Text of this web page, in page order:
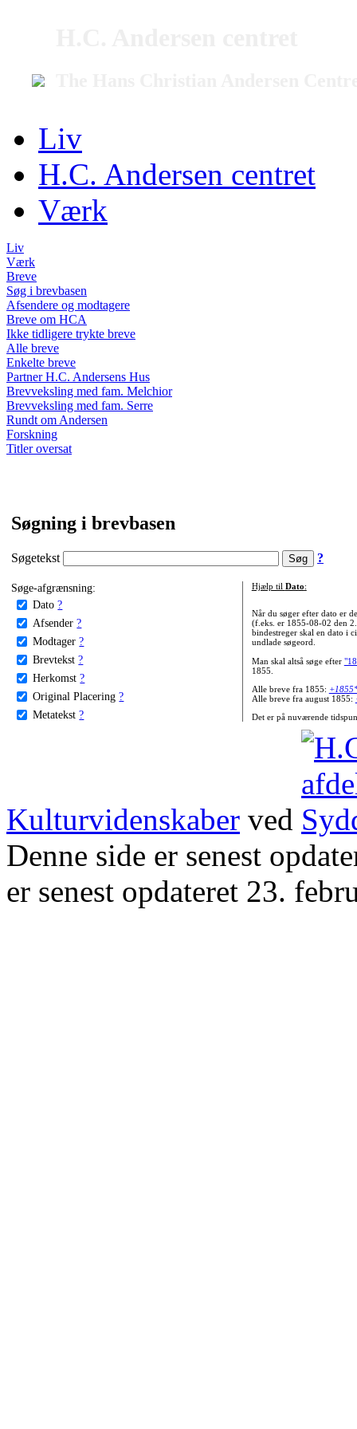
Liv
H.C. Andersen centret
Værk
Liv
Værk
Breve
Søg i brevbasen
Afsendere og modtagere
Breve om HCA
Ikke tidligere trykte breve
Alle breve
Enkelte breve
Partner H.C. Andersens Hus
Brevveksling med fam. Melchior
Brevveksling med fam. Serre
Rundt om Andersen
Forskning
Titler oversat
Søgning i brevbasen
Søgetekst ?
Søge-afgrænsning:
Dato ?
Afsender ?
Modtager ?
Brevtekst ?
Herkomst ?
Original Placering ?
Metatekst ?
Hjælp til Dato:
Når du søger efter dato er
(f.eks. er 1855-08-02 den
bindestreger skal en dato i
undlade søgeord.
Man skal altså søge efter
1855.
Alle breve fra 1855:
Alle breve fra august 1855:
Det er på nuværende
Kulturvidenskaber ved
Denne side er senest
er senest opdateret 23.